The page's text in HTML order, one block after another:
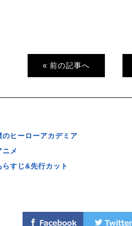
« 前の記事へ
のヒーローアカデミア
ニメ
らすじ&先行カット